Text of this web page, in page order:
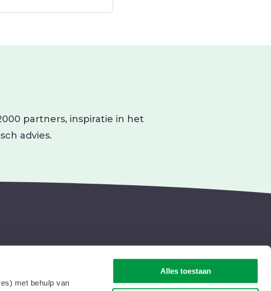
met behulp van
Alles toestaan
partners, inspiratie in het
advies.
In je buurt